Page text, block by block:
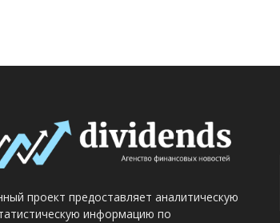
проект предоставляет аналитическую
информацию по